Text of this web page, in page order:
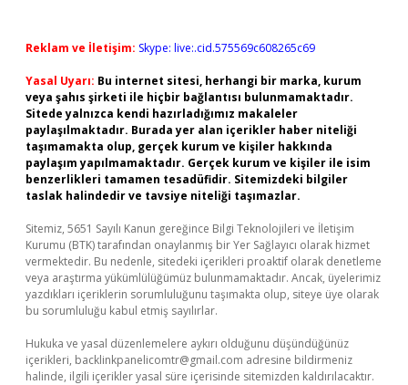
Reklam ve İletişim: Skype: live:.cid.575569c608265c69
Yasal Uyarı: Bu internet sitesi, herhangi bir marka, kurum
veya şahıs şirketi ile hiçbir bağlantısı bulunmamaktadır.
Sitede yalnızca kendi hazırladığımız makaleler
paylaşılmaktadır. Burada yer alan içerikler haber niteliği
taşımamakta olup, gerçek kurum ve kişiler hakkında
paylaşım yapılmamaktadır. Gerçek kurum ve kişiler ile isim
benzerlikleri tamamen tesadüfidir. Sitemizdeki bilgiler
taslak halindedir ve tavsiye niteliği taşımazlar.
Sitemiz, 5651 Sayılı Kanun gereğince Bilgi Teknolojileri ve İletişim
Kurumu (BTK) tarafından onaylanmış bir Yer Sağlayıcı olarak hizmet
vermektedir. Bu nedenle, sitedeki içerikleri proaktif olarak denetleme
veya araştırma yükümlülüğümüz bulunmamaktadır. Ancak, üyelerimiz
yazdıkları içeriklerin sorumluluğunu taşımakta olup, siteye üye olarak
bu sorumluluğu kabul etmiş sayılırlar.
Hukuka ve yasal düzenlemelere aykırı olduğunu düşündüğünüz
içerikleri, backlinkpanelicomtr@gmail.com adresine bildirmeniz
halinde, ilgili içerikler yasal süre içerisinde sitemizden kaldırılacaktır.